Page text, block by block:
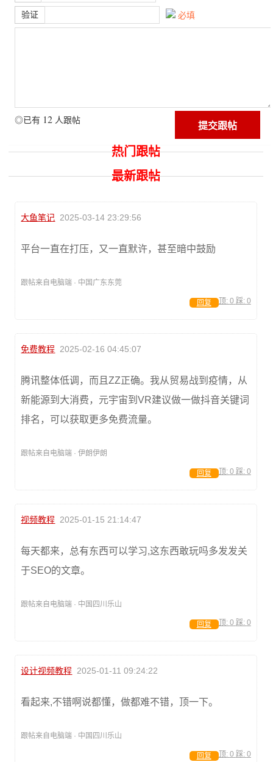
验证 必填
◎已有 12 人跟帖
热门跟帖
最新跟帖
大鱼笔记 2025-03-14 23:29:56
平台一直在打压，又一直默许，甚至暗中鼓励
跟帖来自电脑端 · 中国广东东莞
顶: 0 踩: 0
回复
免费教程 2025-02-16 04:45:07
腾讯整体低调，而且ZZ正确。我从贸易战到疫情，从
新能源到大消费，元宇宙到VR建议做一做抖音关键词
排名，可以获取更多免费流量。
跟帖来自电脑端 · 伊朗伊朗
顶: 0 踩: 0
回复
视频教程 2025-01-15 21:14:47
每天都来，总有东西可以学习,这东西敢玩吗多发发关
于SEO的文章。
跟帖来自电脑端 · 中国四川乐山
顶: 0 踩: 0
回复
设计视频教程 2025-01-11 09:24:22
看起来,不错啊说都懂，做都难不错，顶一下。
跟帖来自电脑端 · 中国四川乐山
顶: 0 踩: 0
回复